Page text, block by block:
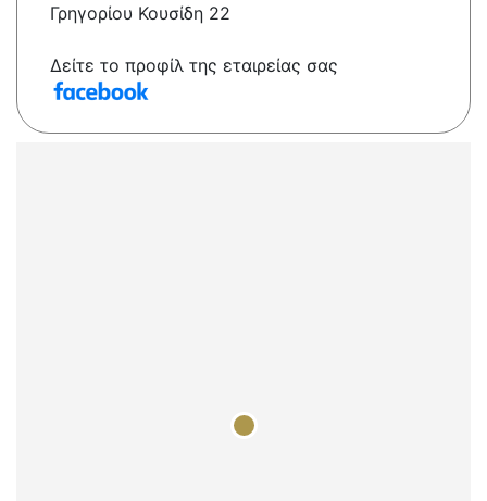
Γρηγορίου Κουσίδη 22
Δείτε το προφίλ της εταιρείας σας